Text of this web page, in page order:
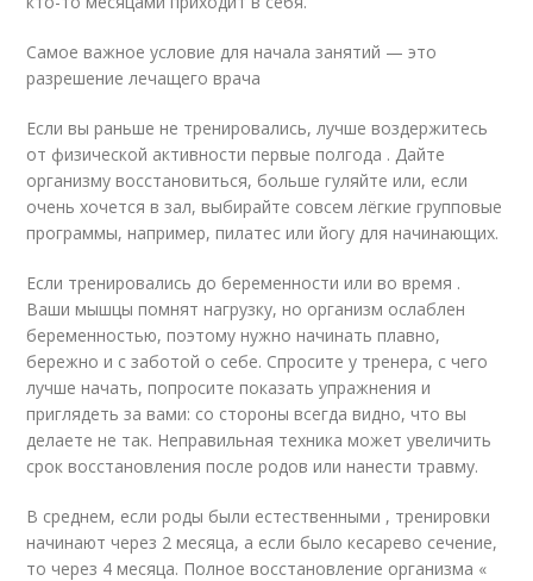
Самое важное условие для начала занятий — это
разрешение лечащего врача
Если вы раньше не тренировались, лучше воздержитесь
от физической активности первые полгода . Дайте
организму восстановиться, больше гуляйте или, если
очень хочется в зал, выбирайте совсем лёгкие групповые
программы, например, пилатес или йогу для начинающих.
Если тренировались до беременности или во время .
Ваши мышцы помнят нагрузку, но организм ослаблен
беременностью, поэтому нужно начинать плавно,
бережно и с заботой о себе. Спросите у тренера, с чего
лучше начать, попросите показать упражнения и
приглядеть за вами: со стороны всегда видно, что вы
делаете не так. Неправильная техника может увеличить
срок восстановления после родов или нанести травму.
В среднем, если роды были естественными , тренировки
начинают через 2 месяца, а если было кесарево сечение,
то через 4 месяца. Полное восстановление организма «